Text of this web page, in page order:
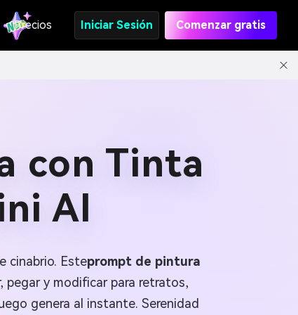
Precios Iniciar Sesión Comenzar gratis
con Tinta
AI
cinabrio. Esteprompt de pintura
pegar y modificar para retratos,
genera al instante. Serenidad